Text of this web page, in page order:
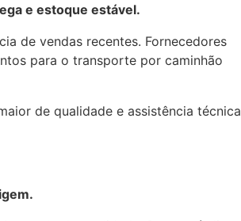
e estoque estável.
de vendas recentes. Fornecedores
para o transporte por caminhão
de qualidade e assistência técnica